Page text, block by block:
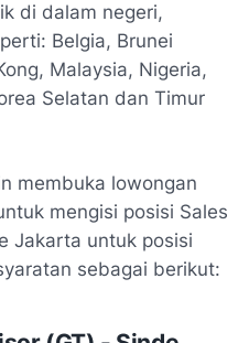
di dalam negeri,
Belgia, Brunei
Malaysia, Nigeria,
Selatan dan Timur
membuka lowongan
mengisi posisi Sales
Jakarta untuk posisi
sebagai berikut: